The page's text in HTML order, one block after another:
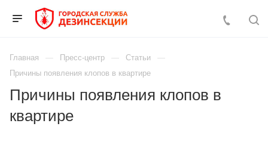
Главная Пресс-центр
Статьи
Причины появления клопов в квартире
Причины появления клопов в
квартире